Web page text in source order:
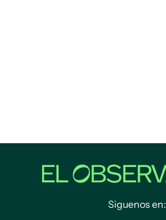
Siguenos en: